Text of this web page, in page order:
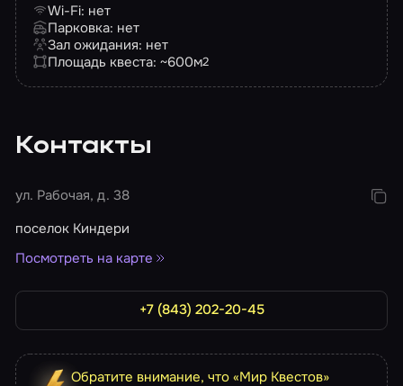
Wi-Fi: нет
Парковка: нет
Зал ожидания: нет
Площадь квеста: ~600м2
Контакты
ул. Рабочая, д. 38
поселок Киндери
Посмотреть на карте
+7 (843) 202-20-45
Обратите внимание, что «Мир Квестов»